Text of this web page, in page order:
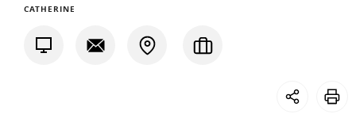
CATHERINE